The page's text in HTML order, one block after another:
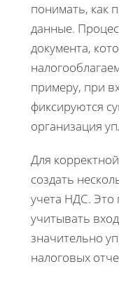
понимать, как
данные.
документа,
примеру, при
фиксируются
организация
Для
создать
учета НДС. Это
учитывать
значительно
налоговых